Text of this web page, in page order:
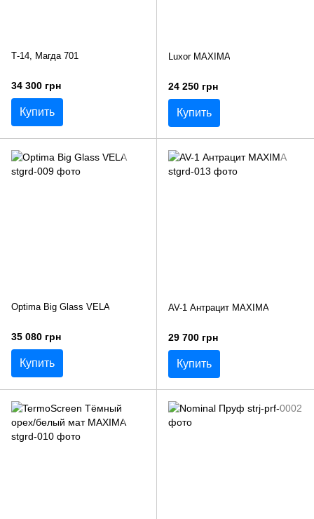
Т-14, Магда 701
34 300 грн
Купить
Luxor MAXIMA
24 250 грн
Купить
Optima Big Glass VELA
35 080 грн
Купить
AV-1 Антрацит MAXIMA
29 700 грн
Купить